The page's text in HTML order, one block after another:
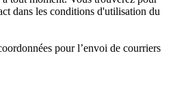
dans les conditions d'utilisation du
pour l’envoi de courriers